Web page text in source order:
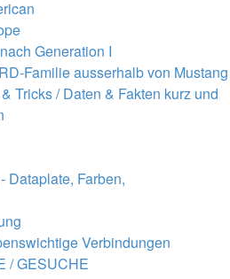
Generation I
Familie ausserhalb von Mustang
Tricks / Daten & Fakten kurz und
Farben,
Verbindungen
/ GESUCHE